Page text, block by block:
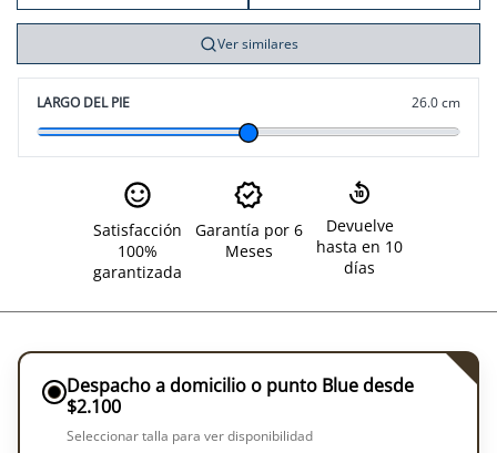
Ver similares
LARGO DEL PIE 26.0 cm
Satisfacción
100%
garantizada
Garantía por 6
Meses
Devuelve
hasta en 10
días
Despacho a domicilio o punto Blue desde
$2.100
Seleccionar talla para ver disponibilidad